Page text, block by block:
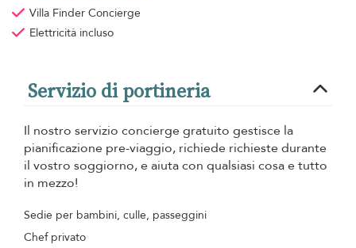
Villa Finder Concierge
Elettricità incluso
Servizio di portineria
Il nostro servizio concierge gratuito gestisce la
pianificazione pre-viaggio, richiede richieste durante
il vostro soggiorno, e aiuta con qualsiasi cosa e tutto
in mezzo!
Sedie per bambini, culle, passeggini
Chef privato